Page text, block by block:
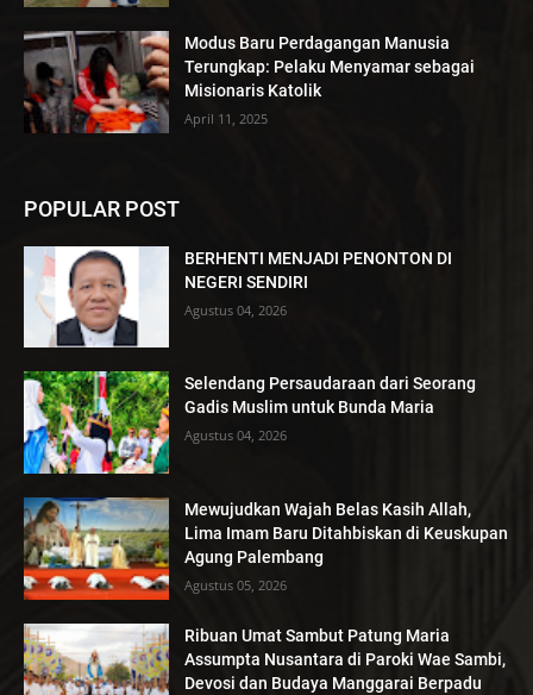
Modus Baru Perdagangan Manusia
Terungkap: Pelaku Menyamar sebagai
Misionaris Katolik
April 11, 2025
POPULAR POST
BERHENTI MENJADI PENONTON DI
NEGERI SENDIRI
Agustus 04, 2026
Selendang Persaudaraan dari Seorang
Gadis Muslim untuk Bunda Maria
Agustus 04, 2026
Mewujudkan Wajah Belas Kasih Allah,
Lima Imam Baru Ditahbiskan di Keuskupan
Agung Palembang
Agustus 05, 2026
Ribuan Umat Sambut Patung Maria
Assumpta Nusantara di Paroki Wae Sambi,
Devosi dan Budaya Manggarai Berpadu